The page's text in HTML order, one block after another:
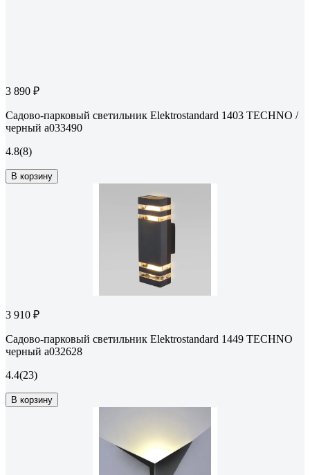
3 890 ₽
Садово-парковый светильник Elektrostandard 1403 TECHNO /
черный a033490
4.8(8)
В корзину
3 910 ₽
Садово-парковый светильник Elektrostandard 1449 TECHNO
черный a032628
4.4(23)
В корзину